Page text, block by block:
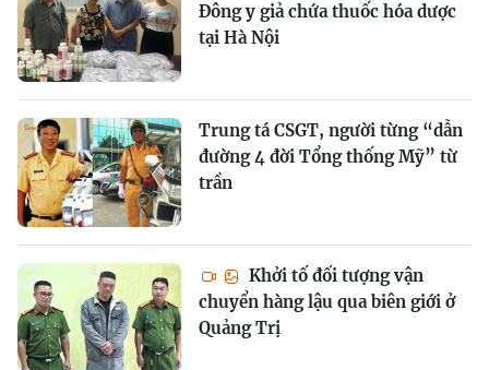
Đông y giả chứa thuốc hóa dược
tại Hà Nội
Trung tá CSGT, người từng “dẫn
đường 4 đời Tổng thống Mỹ” từ
trần
Khởi tố đối tượng vận
chuyển hàng lậu qua biên giới ở
Quảng Trị